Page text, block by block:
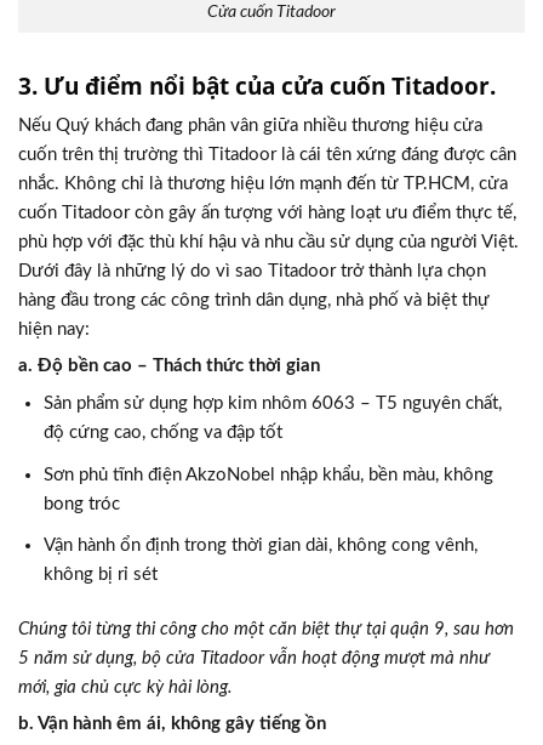
Cửa cuốn Titadoor
3. Ưu điểm nổi bật của cửa cuốn Titadoor.
Nếu Quý khách đang phân vân giữa nhiều thương hiệu cửa
cuốn trên thị trường thì Titadoor là cái tên xứng đáng được cân
nhắc. Không chỉ là thương hiệu lớn mạnh đến từ TP.HCM, cửa
cuốn Titadoor còn gây ấn tượng với hàng loạt ưu điểm thực tế,
phù hợp với đặc thù khí hậu và nhu cầu sử dụng của người Việt.
Dưới đây là những lý do vì sao Titadoor trở thành lựa chọn
hàng đầu trong các công trình dân dụng, nhà phố và biệt thự
hiện nay:
a. Độ bền cao – Thách thức thời gian
Sản phẩm sử dụng hợp kim nhôm 6063 – T5 nguyên chất,
độ cứng cao, chống va đập tốt
Sơn phủ tĩnh điện AkzoNobel nhập khẩu, bền màu, không
bong tróc
Vận hành ổn định trong thời gian dài, không cong vênh,
không bị rỉ sét
Chúng tôi từng thi công cho một căn biệt thự tại quận 9, sau hơn
5 năm sử dụng, bộ cửa Titadoor vẫn hoạt động mượt mà như
mới, gia chủ cực kỳ hài lòng.
b. Vận hành êm ái, không gây tiếng ồn